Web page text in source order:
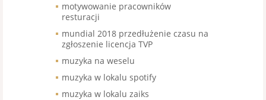
motywowanie pracowników
resturacji
mundial 2018 przedłużenie czasu na
zgłoszenie licencja TVP
muzyka na weselu
muzyka w lokalu spotify
muzyka w lokalu zaiks